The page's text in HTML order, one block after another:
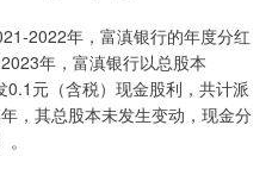
2022年，富滇银行的年度分红
年，富滇银行以总股本
元（含税）现金股利，共计派
，其总股本未发生变动，现金分